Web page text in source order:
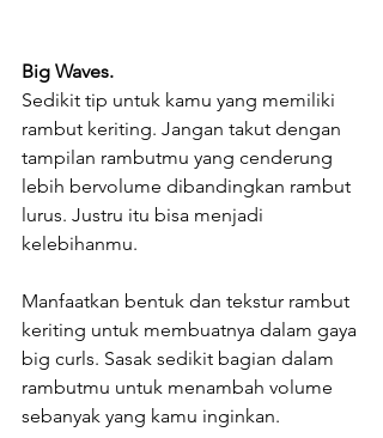
Big Waves.
Sedikit tip untuk kamu yang memiliki
rambut keriting. Jangan takut dengan
tampilan rambutmu yang cenderung
lebih bervolume dibandingkan rambut
lurus. Justru itu bisa menjadi
kelebihanmu.
Manfaatkan bentuk dan tekstur rambut
keriting untuk membuatnya dalam gaya
big curls. Sasak sedikit bagian dalam
rambutmu untuk menambah volume
sebanyak yang kamu inginkan.